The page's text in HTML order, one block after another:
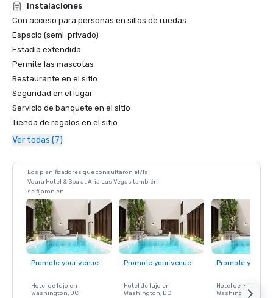
Instalaciones
Con acceso para personas en sillas de ruedas
Espacio (semi-privado)
Estadía extendida
Permite las mascotas
Restaurante en el sitio
Seguridad en el lugar
Servicio de banquete en el sitio
Tienda de regalos en el sitio
Ver todas (7)
Los planificadores que consultaron el/la
Vdara Hotel & Spa at Aria Las Vegas también
se fijaron en
Promote your venue
Hotel de lujo en
Washington, DC
Promote your venue
Hotel de lujo en
Washington, DC
Promote your
Hotel de lujo en
Washington